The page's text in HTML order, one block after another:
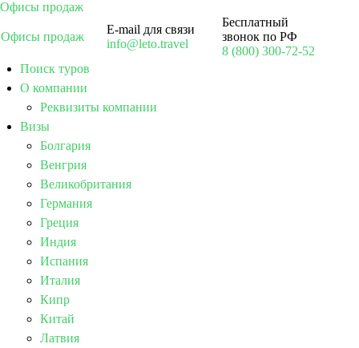
Офисы продаж
Офисы продаж
E-mail для связи
info@leto.travel
Бесплатный
звонок по РФ
8 (800) 300-72-52
Поиск туров
О компании
Реквизиты компании
Визы
Болгария
Венгрия
Великобритания
Германия
Греция
Индия
Испания
Италия
Кипр
Китай
Латвия